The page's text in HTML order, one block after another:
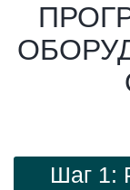
Шаг 1: